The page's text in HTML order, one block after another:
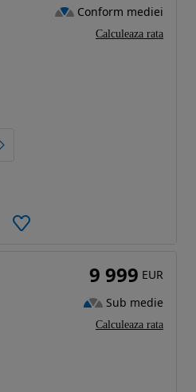
Conform mediei
Calculeaza rata
9 999 EUR
Sub medie
Calculeaza rata